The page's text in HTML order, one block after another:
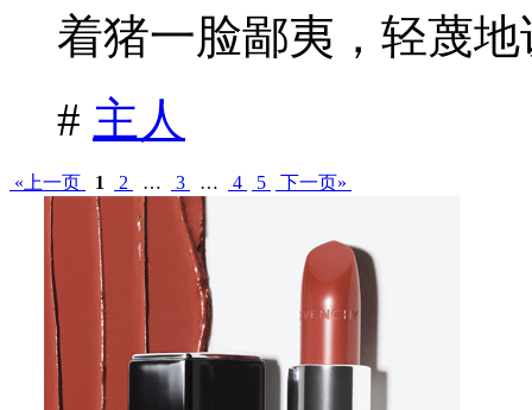
着猪一脸鄙夷，轻蔑地
# 主人
«上一页 1 2 … 3 … 4 5 下一页»